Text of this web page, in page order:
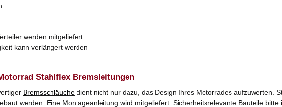
werden mitgeliefert
kann verlängert werden
Stahlflex Bremsleitungen
Bremsschläuche dient nicht nur dazu, das Design Ihres Motorrades aufzuwerten.
werden. Eine Montageanleitung wird mitgeliefert. Sicherheitsrelevante Bauteile